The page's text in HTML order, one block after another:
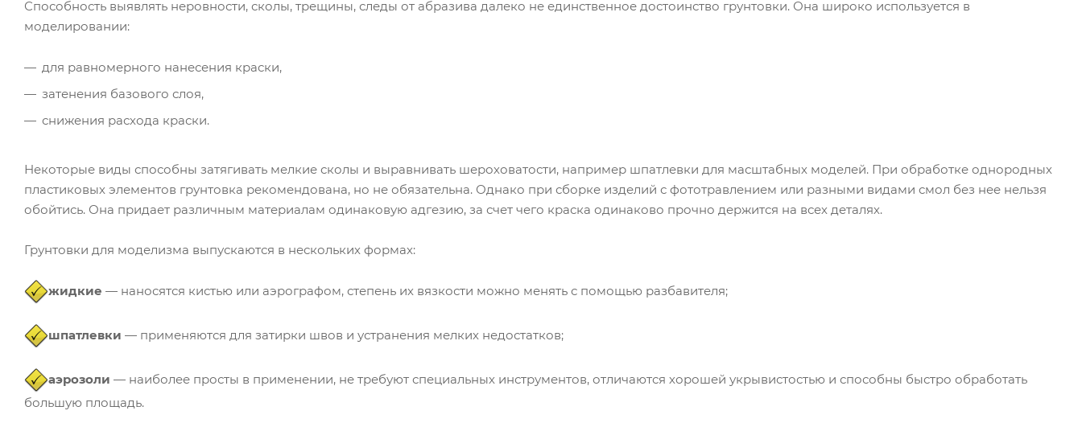
Способность выявлять неровности, сколы, трещины, следы от абразива далеко не единственное достоинство грунтовки. Она широко используется в
моделировании:
для равномерного нанесения краски,
затенения базового слоя,
снижения расхода краски.
Некоторые виды способны затягивать мелкие сколы и выравнивать шероховатости, например шпатлевки для масштабных моделей. При обработке однородных
пластиковых элементов грунтовка рекомендована, но не обязательна. Однако при сборке изделий с фототравлением или разными видами смол без нее нельзя
обойтись. Она придает различным материалам одинаковую адгезию, за счет чего краска одинаково прочно держится на всех деталях.
Грунтовки для моделизма выпускаются в нескольких формах:
жидкие — наносятся кистью или аэрографом, степень их вязкости можно менять с помощью разбавителя;
шпатлевки — применяются для затирки швов и устранения мелких недостатков;
аэрозоли — наиболее просты в применении, не требуют специальных инструментов, отличаются хорошей укрывистостью и способны быстро обработать
большую площадь.